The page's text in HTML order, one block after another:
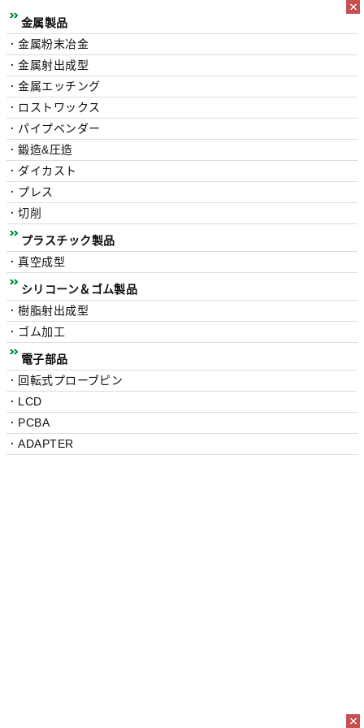
金属製品
．金属粉末冶金
．金属射出成型
．金属エッチング
．ロストワックス
．パイプベンダー
．鍛造&圧造
．ダイカスト
．プレス
．切削
プラスチック製品
．真空成型
シリコーン＆ゴム製品
．樹脂射出成型
．ゴム加工
電子部品
．回転式プローブピン
．LCD
．PCBA
．ADAPTER